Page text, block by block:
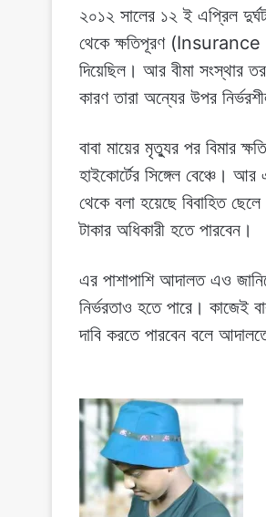
২০১২ সালের ১২ ই এপ্রিল
থেকে ক্ষতিপূরণ (Insurance
দিয়েছিল। আর বীমা সংস্থার
কারণ তারা অন্যের উপর
বাবা মায়ের মৃত্যুর পর বিমার
হাইকোর্টের সিঙ্গেল বেঞ্চে।
থেকে বলা হয়েছে বিবাহিত
টাকার অধিকারী হতে পারবেন।
এর পাশাপাশি আদালত এও
নির্ভরতাও হতে পারে। কাজেই
দাবি করতে পারবেন বলে